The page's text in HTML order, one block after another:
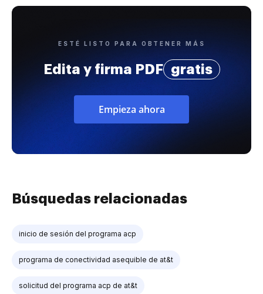
ESTÉ LISTO PARA OBTENER MÁS
Edita y firma PDF gratis
Empieza ahora
Búsquedas relacionadas
inicio de sesión del programa acp
programa de conectividad asequible de at&t
solicitud del programa acp de at&t